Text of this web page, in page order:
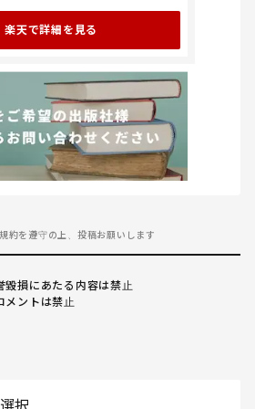
楽天で詳細を見る
約を遵守の上、投稿お願いします
毀損にあたる内容は禁止
メントは禁止
択